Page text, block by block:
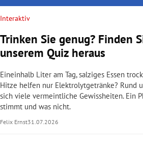
Untermenü
Untermenü
Untermenü
Untermenü
Interaktiv
Trinken Sie genug? Finden
unserem Quiz heraus
Eineinhalb Liter am Tag, salziges Essen
Hitze helfen nur Elektrolytgetränke? Rund
sich viele vermeintliche Gewissheiten. Ein
stimmt und was nicht.
Felix Ernst31.07.2026